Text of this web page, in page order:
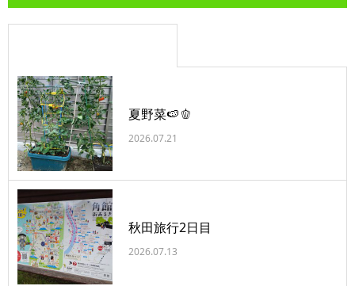
夏野菜🍉🫑
2026.07.21
秋田旅行2日目
2026.07.13